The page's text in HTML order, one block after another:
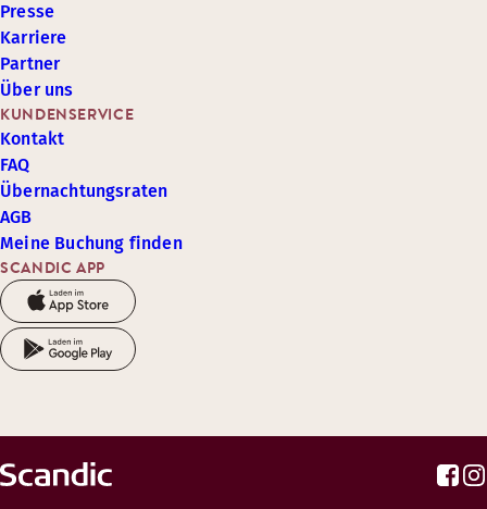
SCANDIC APP
KUNDENSERVICE
Kontakt
FAQ
Übernachtungsraten
AGB
Meine Buchung finden
Presse
Karriere
Partner
Über uns